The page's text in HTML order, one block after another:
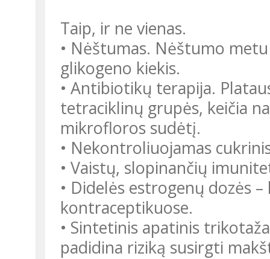
Taip, ir ne vienas.
• Nėštumas. Nėštumo
glikogeno kiekis.
• Antibiotikų terapija.
tetraciklinų grupės, keičia
mikrofloros sudėtį.
• Nekontroliuojamas
• Vaistų, slopinančių
• Didelės estrogenų dozės
kontraceptikuose.
• Sintetinis apatinis
padidina riziką susirgti